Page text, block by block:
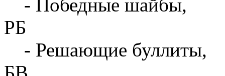
- Победные шайбы,
РБ
- Решающие буллиты,